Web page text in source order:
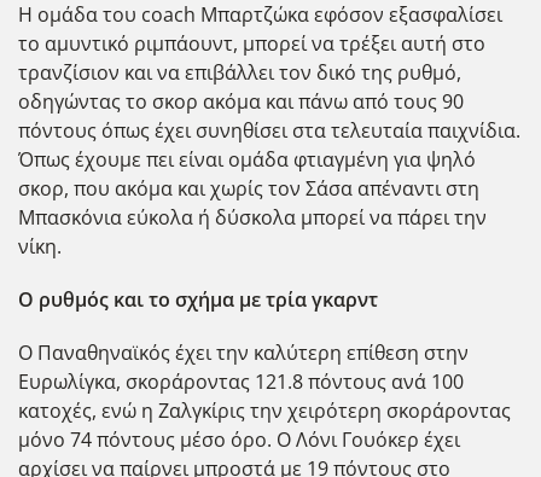
Η ομάδα του coach Μπαρτζώκα εφόσον εξασφαλίσει
το αμυντικό ριμπάουντ, μπορεί να τρέξει αυτή στο
τρανζίσιον και να επιβάλλει τον δικό της ρυθμό,
οδηγώντας το σκορ ακόμα και πάνω από τους 90
πόντους όπως έχει συνηθίσει στα τελευταία παιχνίδια.
Όπως έχουμε πει είναι ομάδα φτιαγμένη για ψηλό
σκορ, που ακόμα και χωρίς τον Σάσα απέναντι στη
Μπασκόνια εύκολα ή δύσκολα μπορεί να πάρει την
νίκη.
Ο ρυθμός και το σχήμα με τρία γκαρντ
Ο Παναθηναϊκός έχει την καλύτερη επίθεση στην
Ευρωλίγκα, σκοράροντας 121.8 πόντους ανά 100
κατοχές, ενώ η Ζαλγκίρις την χειρότερη σκοράροντας
μόνο 74 πόντους μέσο όρο. Ο Λόνι Γουόκερ έχει
αρχίσει να παίρνει μπροστά με 19 πόντους στο